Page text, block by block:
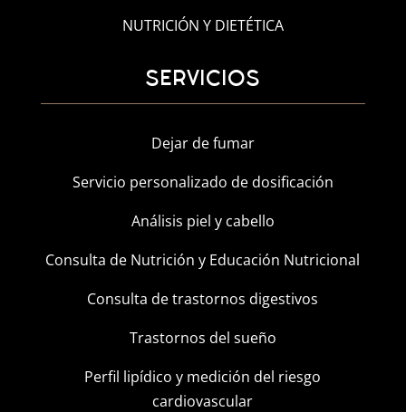
NUTRICIÓN Y DIETÉTICA
SERVICIOS
Dejar de fumar
Servicio personalizado de dosificación
Análisis piel y cabello
Consulta de Nutrición y Educación Nutricional
Consulta de trastornos digestivos
Trastornos del sueño
Perfil lipídico y medición del riesgo
cardiovascular